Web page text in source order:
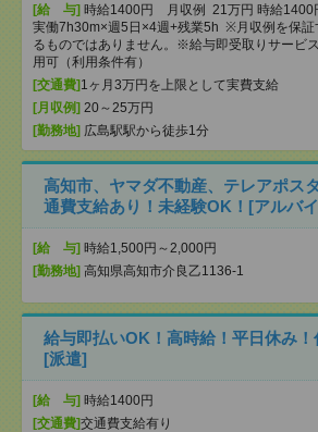
[給 与] 時給1400円 月収例 21万円 時給1400
実働7h30m×週5日×4週+残業5h ※月収例を保証
るものではありません。※給与即受取りサービ
用可（利用条件有）
[交通費]1ヶ月3万円を上限として実費支給
[月収例] 20～25万円
[勤務地] 広島駅駅から徒歩1分
高知市、ヤマダ不動産、テレアポス
通費支給あり！未経験OK！[アルバ
[給 与] 時給1,500円～2,000円
[勤務地] 高知県高知市介良乙1136-1
給与即払いOK！高時給！平日休み
[派遣]
[給 与] 時給1400円
[交通費]交通費支給有り